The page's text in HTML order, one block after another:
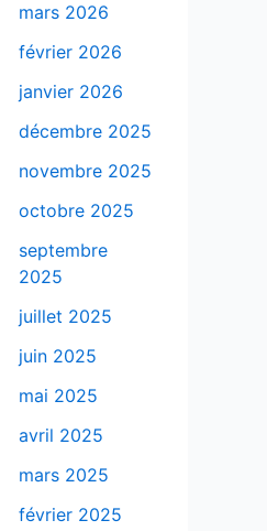
mars 2026
février 2026
janvier 2026
décembre 2025
novembre 2025
octobre 2025
septembre
2025
juillet 2025
juin 2025
mai 2025
avril 2025
mars 2025
février 2025